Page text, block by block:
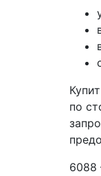
по
6088